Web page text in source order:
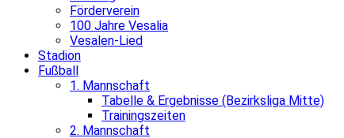
Förderverein
100 Jahre Vesalia
Vesalen-Lied
Stadion
Fußball
1. Mannschaft
Tabelle & Ergebnisse (Bezirksliga Mitte)
Trainingszeiten
2. Mannschaft